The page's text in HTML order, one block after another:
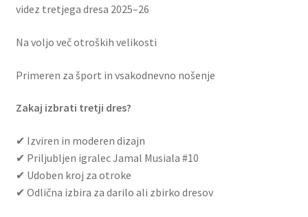
videz tretjega dresa 2025–26
Na voljo več otroških velikosti
Primeren za šport in vsakodnevno nošenje
Zakaj izbrati tretji dres?
✔ Izviren in moderen dizajn
✔ Priljubljen igralec Jamal Musiala #10
✔ Udoben kroj za otroke
✔ Odlična izbira za darilo ali zbirko dresov